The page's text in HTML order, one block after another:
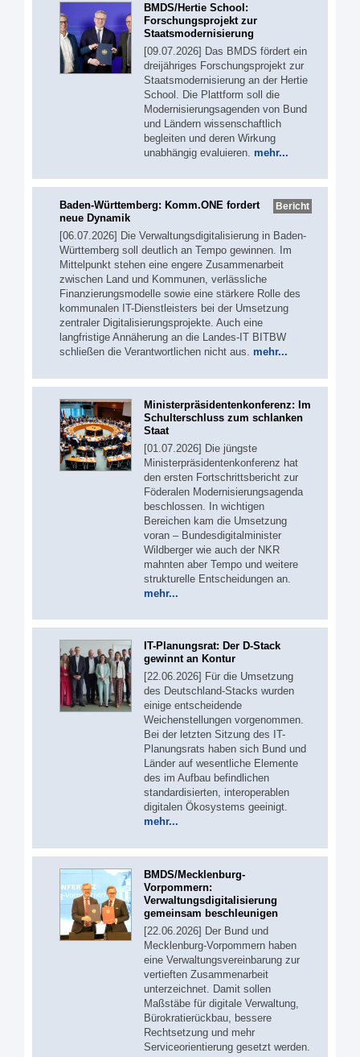
BMDS/Hertie School:
Forschungsprojekt zur
Staatsmodernisierung
[09.07.2026] Das BMDS fördert ein
dreijähriges Forschungsprojekt zur
Staatsmodernisierung an der Hertie
School. Die Plattform soll die
Modernisierungsagenden von Bund
und Ländern wissenschaftlich
begleiten und deren Wirkung
unabhängig evaluieren. mehr...
Bericht
Baden-Württemberg: Komm.ONE fordert
neue Dynamik
[06.07.2026] Die Verwaltungsdigitalisierung in Baden-
Württemberg soll deutlich an Tempo gewinnen. Im
Mittelpunkt stehen eine engere Zusammenarbeit
zwischen Land und Kommunen, verlässliche
Finanzierungsmodelle sowie eine stärkere Rolle des
kommunalen IT-Dienstleisters bei der Umsetzung
zentraler Digitalisierungsprojekte. Auch eine
langfristige Annäherung an die Landes-IT BITBW
schließen die Verantwortlichen nicht aus. mehr...
Ministerpräsidentenkonferenz: Im
Schulterschluss zum schlanken
Staat
[01.07.2026] Die jüngste
Ministerpräsidentenkonferenz hat
den ersten Fortschrittsbericht zur
Föderalen Modernisierungsagenda
beschlossen. In wichtigen
Bereichen kam die Umsetzung
voran – Bundesdigitalminister
Wildberger wie auch der NKR
mahnten aber Tempo und weitere
strukturelle Entscheidungen an.
mehr...
IT-Planungsrat: Der D-Stack
gewinnt an Kontur
[22.06.2026] Für die Umsetzung
des Deutschland-Stacks wurden
einige entscheidende
Weichenstellungen vorgenommen.
Bei der letzten Sitzung des IT-
Planungsrats haben sich Bund und
Länder auf wesentliche Elemente
des im Aufbau befindlichen
standardisierten, interoperablen
digitalen Ökosystems geeinigt.
mehr...
BMDS/Mecklenburg-
Vorpommern:
Verwaltungsdigitalisierung
gemeinsam beschleunigen
[22.06.2026] Der Bund und
Mecklenburg-Vorpommern haben
eine Verwaltungsvereinbarung zur
vertieften Zusammenarbeit
unterzeichnet. Damit sollen
Maßstäbe für digitale Verwaltung,
Bürokratierückbau, bessere
Rechtsetzung und mehr
Serviceorientierung gesetzt werden.